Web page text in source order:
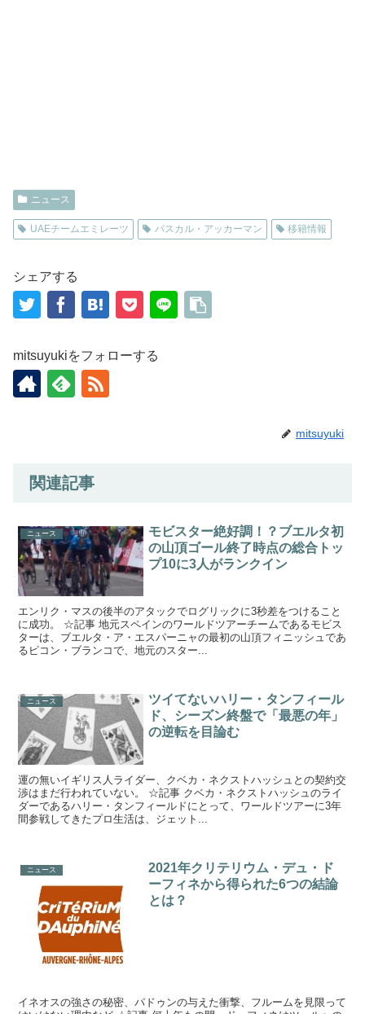
ニュース
UAEチームエミレーツ パスカル・アッカーマン 移籍情報
シェアする
mitsuyukiをフォローする
mitsuyuki
関連記事
ニュース
モビスター絶好調！？ブエルタ初
の山頂ゴール終了時点の総合トッ
プ10に3人がランクイン
エンリク・マスの後半のアタックでログリックに3秒差をつけること
に成功。 ☆記事 地元スペインのワールドツアーチームであるモビス
ターは、ブエルタ・ア・エスパーニャの最初の山頂フィニッシュであ
るピコン・ブランコで、地元のスター...
ニュース
ツイてないハリー・タンフィール
ド、シーズン終盤で「最悪の年」
の逆転を目論む
運の無いイギリス人ライダー、クベカ・ネクストハッシュとの契約交
渉はまだ行われていない。 ☆記事 クベカ・ネクストハッシュのライ
ダーであるハリー・タンフィールドにとって、ワールドツアーに3年
間参戦してきたプロ生活は、ジェット...
ニュース
2021年クリテリウム・デュ・ド
ーフィネから得られた6つの結論
とは？
イネオスの強さの秘密、パドゥンの与えた衝撃、フルームを見限って